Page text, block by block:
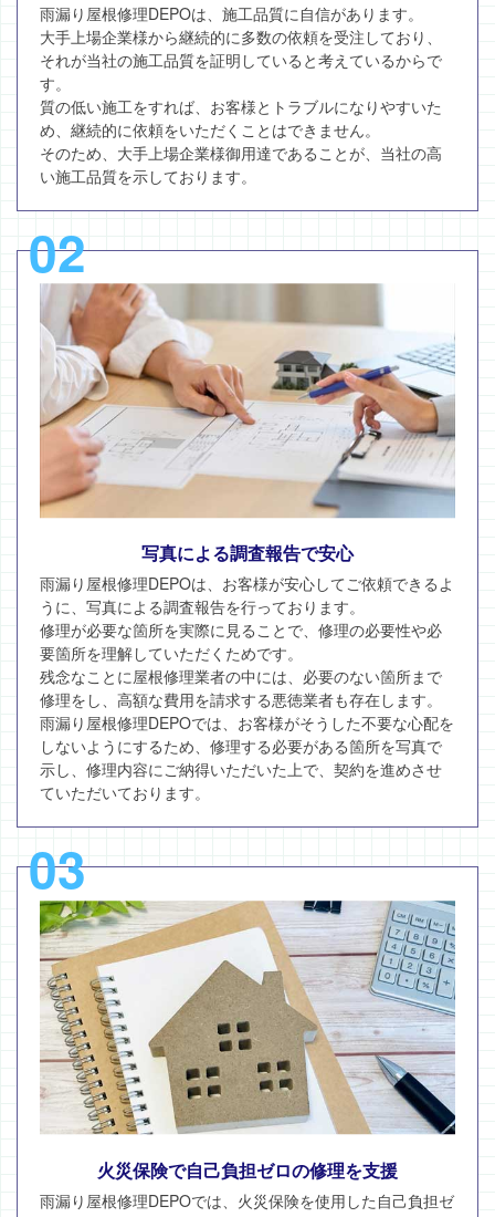
雨漏り屋根修理DEPOは、施工品質に自信があります。
大手上場企業様から継続的に多数の依頼を受注しており、
それが当社の施工品質を証明していると考えているからで
す。
質の低い施工をすれば、お客様とトラブルになりやすいた
め、継続的に依頼をいただくことはできません。
そのため、大手上場企業様御用達であることが、当社の高
い施工品質を示しております。
02
写真による調査報告で安心
雨漏り屋根修理DEPOは、お客様が安心してご依頼できるよ
うに、写真による調査報告を行っております。
修理が必要な箇所を実際に見ることで、修理の必要性や必
要箇所を理解していただくためです。
残念なことに屋根修理業者の中には、必要のない箇所まで
修理をし、高額な費用を請求する悪徳業者も存在します。
雨漏り屋根修理DEPOでは、お客様がそうした不要な心配を
しないようにするため、修理する必要がある箇所を写真で
示し、修理内容にご納得いただいた上で、契約を進めさせ
ていただいております。
03
火災保険で自己負担ゼロの修理を支援
雨漏り屋根修理DEPOでは、火災保険を使用した自己負担ゼ